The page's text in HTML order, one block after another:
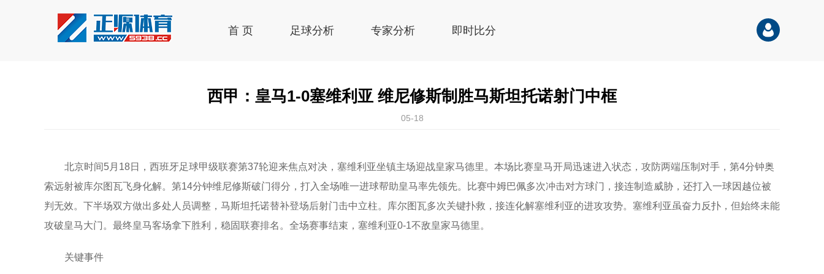
首 页 足球分析 专家分析 即时比分
西甲：皇马1-0塞维利亚 维尼修斯制胜马斯坦托诺射门中框
05-18
北京时间5月18日，西班牙足球甲级联赛第37轮迎来焦点对决，塞维利亚坐镇主场迎战皇家马德里。本场比赛皇马开局迅速进入状态，攻防两端压制对手，第4分钟奥
索远射被库尔图瓦飞身化解。第14分钟维尼修斯破门得分，打入全场唯一进球帮助皇马率先领先。比赛中姆巴佩多次冲击对方球门，接连制造威胁，还打入一球因越位被
判无效。下半场双方做出多处人员调整，马斯坦托诺替补登场后射门击中立柱。库尔图瓦多次关键扑救，接连化解塞维利亚的进攻攻势。塞维利亚虽奋力反扑，但始终未能
攻破皇马大门。最终皇马客场拿下胜利，稳固联赛排名。全场赛事结束，塞维利亚0-1不敌皇家马德里。
关键事件